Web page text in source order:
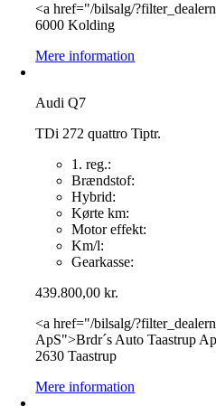
<a href="/bilsalg/
6000 Kolding
Mere information
Audi Q7
TDi 272 quattro Tiptr.
1. reg.:
Brændstof:
Hybrid:
Kørte km:
Motor effekt:
Km/l:
Gearkasse:
439.800,00kr.
<a href="/bilsalg/
ApS">Brdr´s Auto Taastrup
2630 Taastrup
Mere information